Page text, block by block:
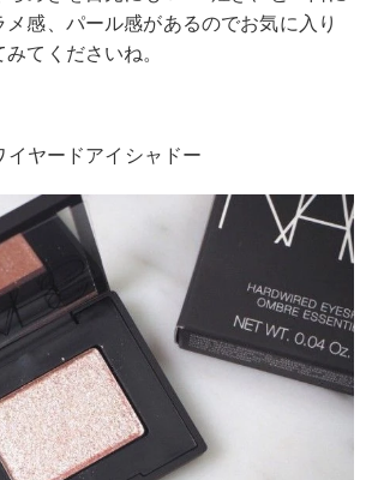
感、パール感があるのでお気に入り
てくださいね。
イヤードアイシャドー